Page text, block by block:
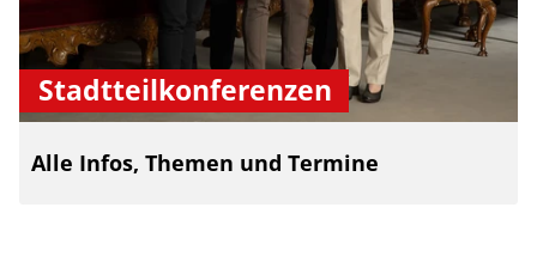
Stadtteilkonferenzen
Alle Infos, Themen und Termine